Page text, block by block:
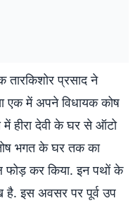
तारकिशोर प्रसाद ने
एक में अपने विधायक कोष
में हीरा देवी के घर से ऑटो
भगत के घर तक का
फोड़ कर किया. इन पथों के
है. इस अवसर पर पूर्व उप